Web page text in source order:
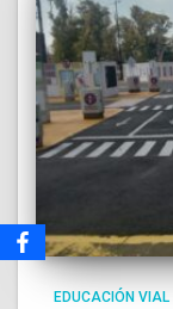
EDUCACIÓN VIAL